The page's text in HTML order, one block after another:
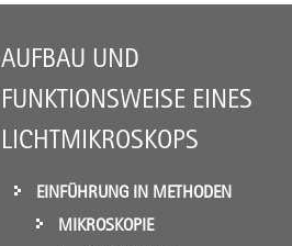
AUFBAU UND
FUNKTIONSWEISE EINES
LICHTMIKROSKOPS
EINFÜHRUNG IN METHODEN
MIKROSKOPIE